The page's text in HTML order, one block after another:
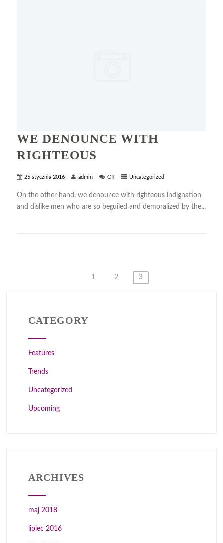
WE DENOUNCE WITH
RIGHTEOUS
25 stycznia 2016 admin Off Uncategorized
On the other hand, we denounce with righteous indignation
and dislike men who are so beguiled and demoralized by the...
STRONICOWANIE
1 2 3
CATEGORY
Features
Trends
Uncategorized
Upcoming
ARCHIVES
maj 2018
lipiec 2016